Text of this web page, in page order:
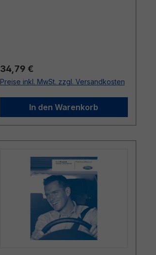
Regulärer Preis:
34,79 €
Preise inkl. MwSt. zzgl. Versandkosten
In den Warenkorb